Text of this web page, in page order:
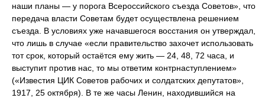
наши планы — у порога Всероссийского съезда Советов», что
передача власти Советам будет осуществлена решением
съезда. В условиях уже начавшегося восстания он утверждал,
что лишь в случае «если правительство захочет использовать
тот срок, который остаётся ему жить — 24, 48, 72 часа, и
выступит против нас, то мы ответим контрнаступлением»
(«Известия ЦИК Советов рабочих и солдатских депутатов»,
1917, 25 октября). В те же часы Ленин, находившийся на